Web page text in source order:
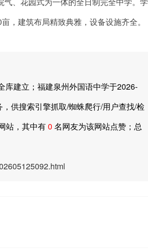
，建筑布局精致典雅，设备设施齐全。
建立；福建泉州外国语中学于2026-
供搜索引擎抓取/蜘蛛爬行/用户查找/检
站，其中有0 名网友为该网站点赞；总